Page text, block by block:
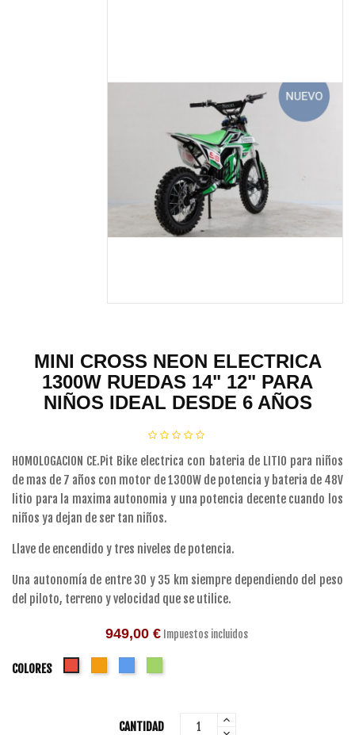
MINI CROSS NEON ELECTRICA
1300W RUEDAS 14" 12" PARA
NIÑOS IDEAL DESDE 6 AÑOS
HOMOLOGACION CE.Pit Bike electrica con bateria de LITIO para niños
de mas de 7 años con motor de 1300W de potencia y bateria de 48V
litio para la maxima autonomia y una potencia decente cuando los
niños ya dejan de ser tan niños.
Llave de encendido y tres niveles de potencia.
Una autonomía de entre 30 y 35 km siempre dependiendo del peso
del piloto, terreno y velocidad que se utilice.
949,00 € Impuestos incluidos
COLORES
CANTIDAD